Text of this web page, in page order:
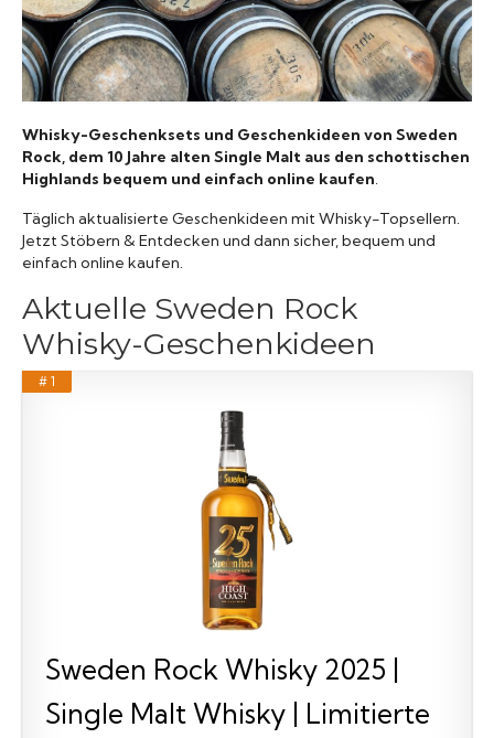
Probiersets
Raritäten
Whisky-Geschenksets und Geschenkideen von Sweden
Rock, dem 10 Jahre alten Single Malt aus den schottischen
Highlands bequem und einfach online kaufen
Täglich aktualisierte Geschenkideen mit Whisky-Topsellern.
Jetzt Stöbern & Entdecken und dann sicher, bequem und
einfach online kaufen.
Aktuelle Sweden Rock
Whisky-Geschenkideen
# 1
Sweden Rock Whisky 2025 |
Single Malt Whisky | Limitierte